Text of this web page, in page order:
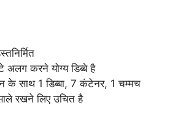
अलग करने योग्य डिब्बे है
के साथ 1 डिब्बा, 7 कंटेनर, 1 चम्मच
रखने लिए उचित है